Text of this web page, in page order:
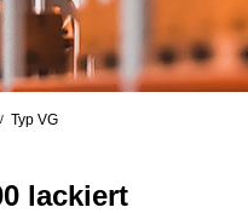
/ Typ VG
lackiert